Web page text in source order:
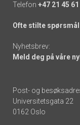
Telefon +47 21 45
Ofte stilte spørsmål
Nyhetsbrev:
Meld deg på våre
Post- og
Universitetsgata 22
0162 Oslo